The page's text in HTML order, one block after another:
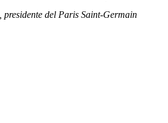
presidente del Paris Saint-Germain